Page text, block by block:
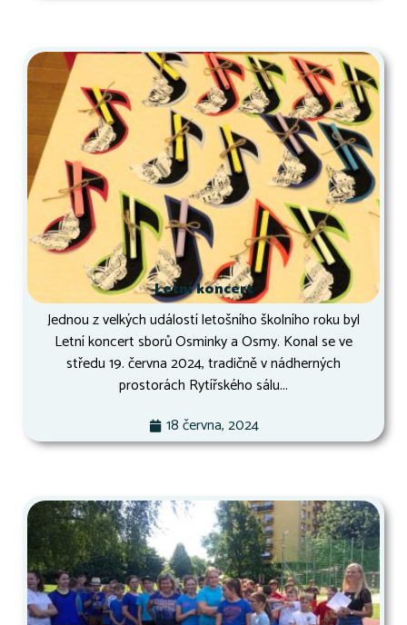
Letní koncert
Jednou z velkých událostí letošního školního roku byl
Letní koncert sborů Osminky a Osmy. Konal se ve
středu 19. června 2024, tradičně v nádherných
prostorách Rytířského sálu...
18 června, 2024